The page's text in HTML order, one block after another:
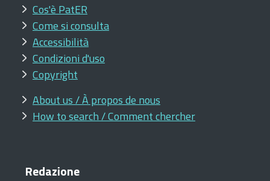
Cos'è PatER
Come si consulta
Accessibilità
Condizioni d'uso
Copyright
About us / À propos de nous
How to search / Comment chercher
Redazione